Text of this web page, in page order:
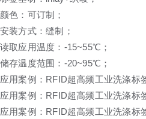
颜色：可订制；
安装方式：缝制；
读取应用温度：-15~55℃；
储存温度范围：-20~95℃；
应用案例：RFID超高频工业洗涤标
应用案例：RFID超高频工业洗涤标
应用案例：RFID超高频工业洗涤标